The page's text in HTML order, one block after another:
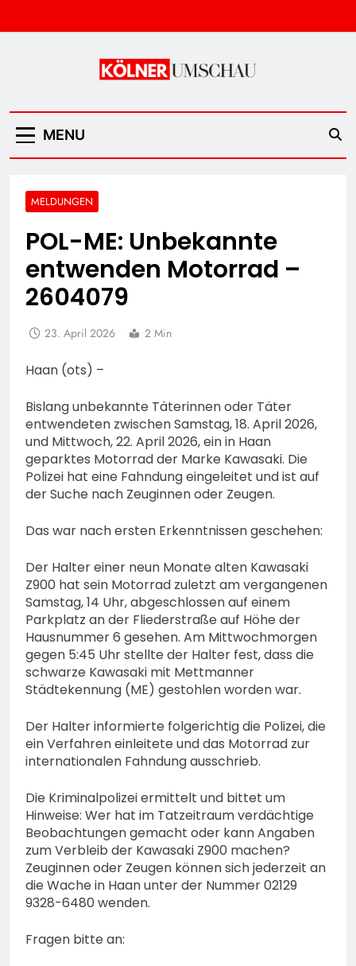
to
Kölner Umschau
MENU
MELDUNGEN
POL-ME: Unbekannte
entwenden Motorrad –
2604079
23. April 2026 2 Min
Haan (ots) –
Bislang unbekannte Täterinnen oder Täter
entwendeten zwischen Samstag, 18. April 2026,
und Mittwoch, 22. April 2026, ein in Haan
geparktes Motorrad der Marke Kawasaki. Die
Polizei hat eine Fahndung eingeleitet und ist auf
der Suche nach Zeuginnen oder Zeugen.
Das war nach ersten Erkenntnissen geschehen:
Der Halter einer neun Monate alten Kawasaki
Z900 hat sein Motorrad zuletzt am vergangenen
Samstag, 14 Uhr, abgeschlossen auf einem
Parkplatz an der Fliederstraße auf Höhe der
Hausnummer 6 gesehen. Am Mittwochmorgen
gegen 5:45 Uhr stellte der Halter fest, dass die
schwarze Kawasaki mit Mettmanner
Städtekennung (ME) gestohlen worden war.
Der Halter informierte folgerichtig die Polizei, die
ein Verfahren einleitete und das Motorrad zur
internationalen Fahndung ausschrieb.
Die Kriminalpolizei ermittelt und bittet um
Hinweise: Wer hat im Tatzeitraum verdächtige
Beobachtungen gemacht oder kann Angaben
zum Verbleib der Kawasaki Z900 machen?
Zeuginnen oder Zeugen können sich jederzeit an
die Wache in Haan unter der Nummer 02129
9328-6480 wenden.
Fragen bitte an: